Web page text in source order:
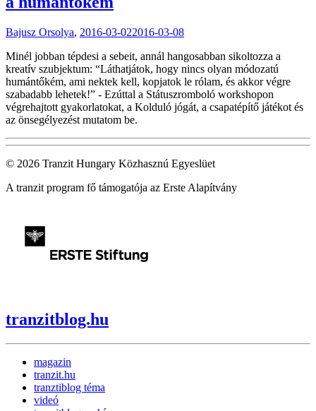
Bajusz Orsolya, 2016-03-022016-03-08
Minél jobban tépdesi a sebeit, annál hangosabban sikoltozza a
kreatív szubjektum: “Láthatjátok, hogy nincs olyan módozatú
humántőkém, ami nektek kell, kopjatok le rólam, és akkor végre
szabadabb lehetek!” - Ezúttal a Státuszromboló workshopon
végrehajtott gyakorlatokat, a Kolduló jógát, a csapatépítő játékot és
az önsegélyezést mutatom be.
© 2026 Tranzit Hungary Közhasznú Egyeslüet
A tranzit program fő támogatója az Erste Alapítvány
tranzitblog.hu
magazin
tranzit.hu
tranztiblog téma
videó